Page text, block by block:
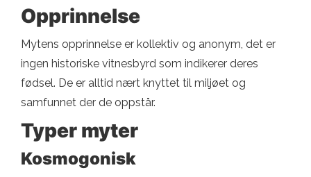
Opprinnelse
Mytens opprinnelse er kollektiv og anonym, det er
ingen historiske vitnesbyrd som indikerer deres
fødsel. De er alltid nært knyttet til miljøet og
samfunnet der de oppstår.
Typer myter
Kosmogonisk